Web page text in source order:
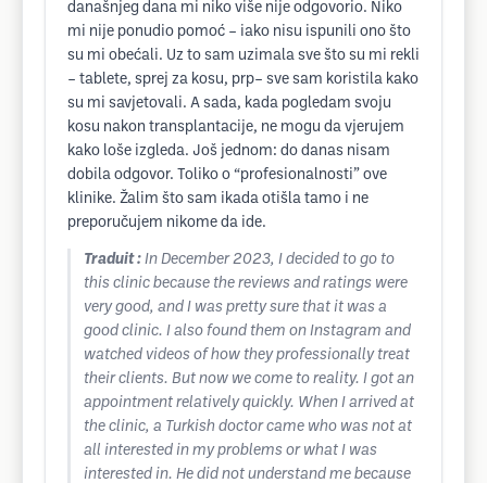
današnjeg dana mi niko više nije odgovorio. Niko
mi nije ponudio pomoć – iako nisu ispunili ono što
su mi obećali. Uz to sam uzimala sve što su mi rekli
– tablete, sprej za kosu, prp– sve sam koristila kako
su mi savjetovali. A sada, kada pogledam svoju
kosu nakon transplantacije, ne mogu da vjerujem
kako loše izgleda. Još jednom: do danas nisam
dobila odgovor. Toliko o “profesionalnosti” ove
klinike. Žalim što sam ikada otišla tamo i ne
preporučujem nikome da ide.
Traduit : In December 2023, I decided to go to
this clinic because the reviews and ratings were
very good, and I was pretty sure that it was a
good clinic. I also found them on Instagram and
watched videos of how they professionally treat
their clients. But now we come to reality. I got an
appointment relatively quickly. When I arrived at
the clinic, a Turkish doctor came who was not at
all interested in my problems or what I was
interested in. He did not understand me because